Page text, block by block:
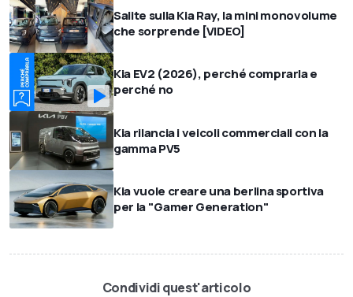
Salite sulla Kia Ray, la mini monovolume
che sorprende [VIDEO]
Kia EV2 (2026), perché comprarla e
perché no
Kia rilancia i veicoli commerciali con la
gamma PV5
Kia vuole creare una berlina sportiva
per la "Gamer Generation"
Condividi quest'articolo